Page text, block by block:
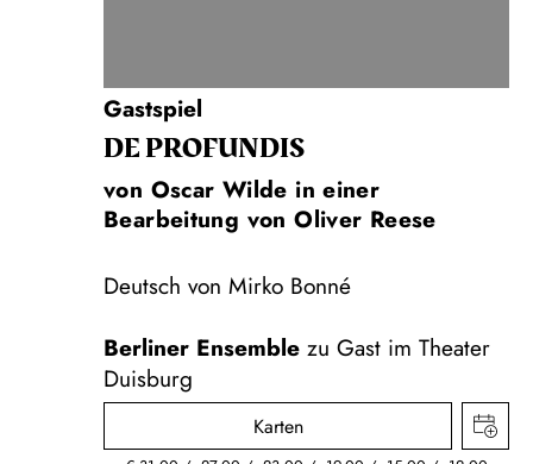
Gastspiel
DE PROFUNDIS
von Oscar Wilde in einer
Bearbeitung von Oliver Reese
Deutsch von Mirko Bonné
Berliner Ensemble zu Gast im Theater
Duisburg
Karten